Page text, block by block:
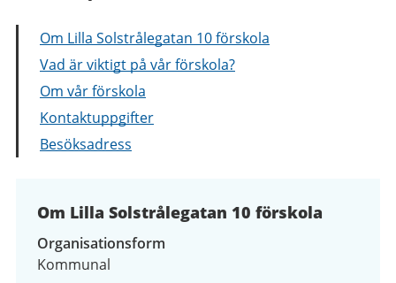
Om Lilla Solstrålegatan 10 förskola
Vad är viktigt på vår förskola?
Om vår förskola
Kontaktuppgifter
Besöksadress
Om Lilla Solstrålegatan 10 förskola
Organisationsform
Kommunal